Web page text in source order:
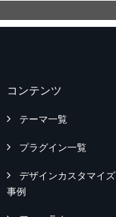
コンテンツ
テーマ一覧
プラグイン一覧
デザインカスタマイズ
事例